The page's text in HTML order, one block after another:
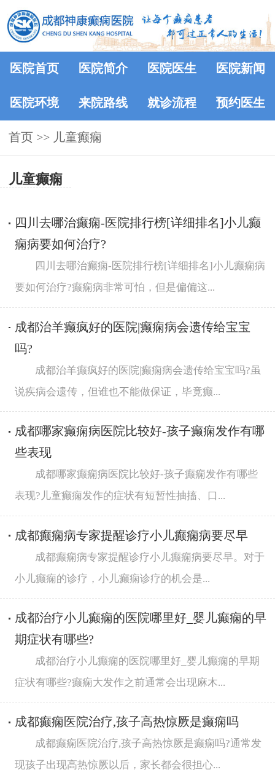
医院首页 医院简介 医院医生 医院新闻
医院环境 来院路线 就诊流程 预约医生
首页 >> 儿童癫痫
儿童癫痫
四川去哪治癫痫-医院排行榜[详细排名]小儿癫
痫病要如何治疗?
四川去哪治癫痫-医院排行榜[详细排名]小儿癫痫病
要如何治疗?癫痫病非常可怕，但是偏偏这...
成都治羊癫疯好的医院|癫痫病会遗传给宝宝
吗?
成都治羊癫疯好的医院|癫痫病会遗传给宝宝吗?虽
说疾病会遗传，但谁也不能做保证，毕竟癫...
成都哪家癫痫病医院比较好-孩子癫痫发作有哪
些表现
成都哪家癫痫病医院比较好-孩子癫痫发作有哪些
表现?儿童癫痫发作的症状有短暂性抽搐、口...
成都癫痫病专家提醒诊疗小儿癫痫病要尽早
成都癫痫病专家提醒诊疗小儿癫痫病要尽早。对于
小儿癫痫的诊疗，小儿癫痫诊疗的机会是...
成都治疗小儿癫痫的医院哪里好_婴儿癫痫的早
期症状有哪些?
成都治疗小儿癫痫的医院哪里好_婴儿癫痫的早期
症状有哪些?癫痫大发作之前通常会出现麻木...
成都癫痫医院治疗,孩子高热惊厥是癫痫吗
成都癫痫医院治疗,孩子高热惊厥是癫痫吗?通常发
现孩子出现高热惊厥以后，家长都会很担心...